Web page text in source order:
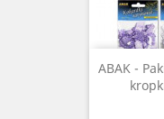
ABAK -